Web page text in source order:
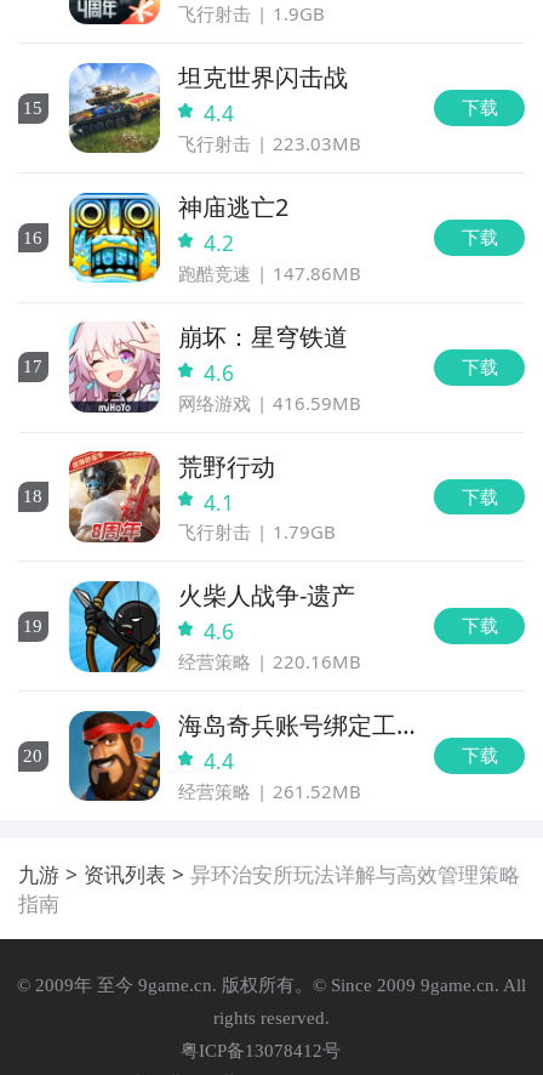
飞行射击 1.9GB
15
坦克世界闪击战
4.4
飞行射击 223.03MB
下载
16
神庙逃亡2
4.2
跑酷竞速 147.86MB
下载
17
崩坏：星穹铁道
4.6
网络游戏 416.59MB
下载
18
荒野行动
4.1
飞行射击 1.79GB
下载
19
火柴人战争-遗产
4.6
经营策略 220.16MB
下载
20
海岛奇兵账号绑定工
具 4.4
经营策略 261.52MB
下载
九游 资讯列表
异环治安所玩法详解与高效管理策略
指南
© 2009年 至今 9game.cn. 版权所有。© Since 2009 9game.cn. All
rights reserved.
粤ICP备13078412号